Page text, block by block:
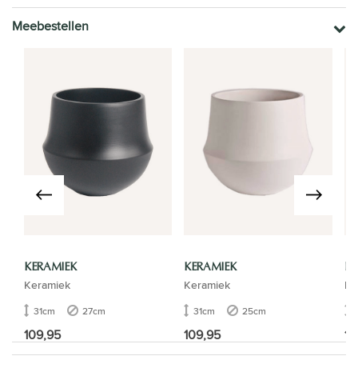
Meebestellen
KERAMIEK
Keramiek
31cm 27cm
109,95
KERAMIEK
Keramiek
31cm 25cm
109,95